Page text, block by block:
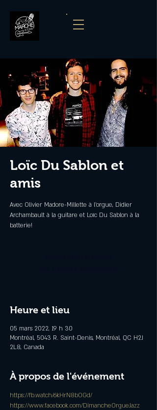
Loïc Du Sablon et
amis
Avec Olivier Madore-Millette à l'orgue, Didier
Archambault à la guitare et Loïc Du Sablon à la
batterie!
Heure et lieu
05 mars 2022, 19 h 30
Montréal, 5043 R. Saint-Denis, Montréal, QC H2J
2L8, Canada
À propos de l'événement
https://fb.watch/6kHrN8bOGd/
https://www.facebook.com/DimancheOrgueJazz